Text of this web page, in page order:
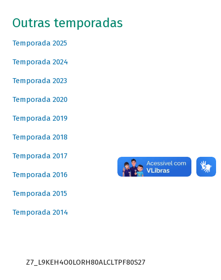
Outras temporadas
Temporada 2025
Temporada 2024
Temporada 2023
Temporada 2020
Temporada 2019
Temporada 2018
Temporada 2017
Temporada 2016
Temporada 2015
Temporada 2014
Z7_L9KEH4O0LORH80ALCLTPF80S27